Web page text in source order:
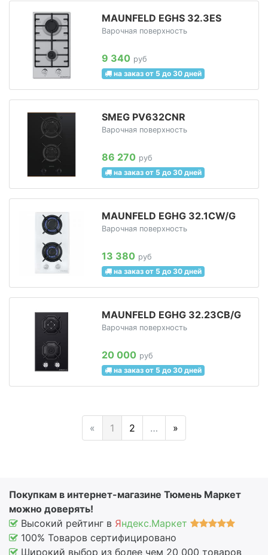
MAUNFELD EGHS 32.3ES
Варочная поверхность
9 340 руб
на заказ от 5 до 30 дней
SMEG PV632CNR
Варочная поверхность
86 270 руб
на заказ от 5 до 30 дней
MAUNFELD EGHG 32.1CW/G
Варочная поверхность
13 380 руб
на заказ от 5 до 30 дней
MAUNFELD EGHG 32.23CB/G
Варочная поверхность
20 000 руб
на заказ от 5 до 30 дней
« 1 2 … »
Покупкам в интернет-магазине Тюмень Маркет
можно доверять!
Высокий рейтинг в Яндекс.Маркет
100% Товаров сертифицировано
Широкий выбор из более чем 20 000 товаров